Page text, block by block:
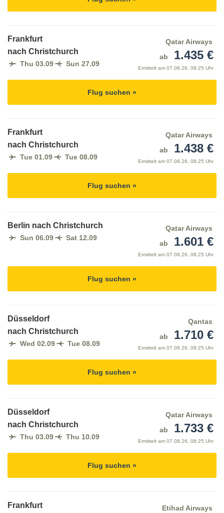
Frankfurt
nach Christchurch
Thu 03.09 Sun 27.09
Qatar Airways
ab
1.435 €
Ermittelt am 07.08.26, 08:25 Uhr
Flug suchen »
Frankfurt
nach Christchurch
Tue 01.09 Tue 08.09
Qatar Airways
ab
1.438 €
Ermittelt am 07.08.26, 08:25 Uhr
Flug suchen »
Berlin nach Christchurch
Sun 06.09 Sat 12.09
Qatar Airways
ab
1.601 €
Ermittelt am 07.08.26, 08:25 Uhr
Flug suchen »
Düsseldorf
nach Christchurch
Wed 02.09 Tue 08.09
Qantas
ab
1.710 €
Ermittelt am 07.08.26, 08:25 Uhr
Flug suchen »
Düsseldorf
nach Christchurch
Thu 03.09 Thu 10.09
Qatar Airways
ab
1.733 €
Ermittelt am 07.08.26, 08:25 Uhr
Flug suchen »
Frankfurt
Etihad Airways